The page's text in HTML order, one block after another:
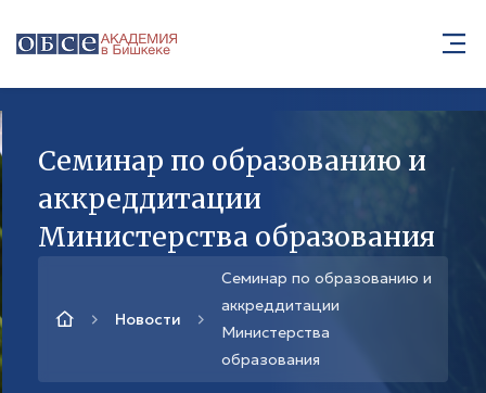
Семинар по образованию и
аккреддитации
Министерства образования
Новости
Семинар по образованию и
аккреддитации
Министерства
образования